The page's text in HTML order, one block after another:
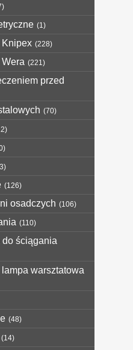
(1)
Knipex (228)
(221)
przed
(70)
(126)
osadczych (106)
(110)
ściągania
warsztatowa
(48)
(14)